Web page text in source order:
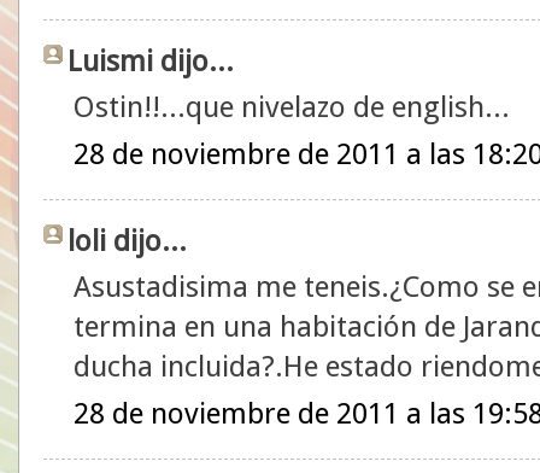
Luismi dijo...
Ostin!!...que nivelazo de english...
28 de noviembre de 2011 a las
loli dijo...
Asustadisima me teneis.¿Como se
termina en una habitación de
ducha incluida?.He estado
28 de noviembre de 2011 a las